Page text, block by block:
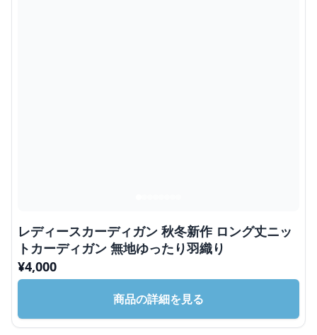
レディースカーディガン 秋冬新作 ロング丈ニッ
トカーディガン 無地ゆったり羽織り
¥4,000
商品の詳細を見る